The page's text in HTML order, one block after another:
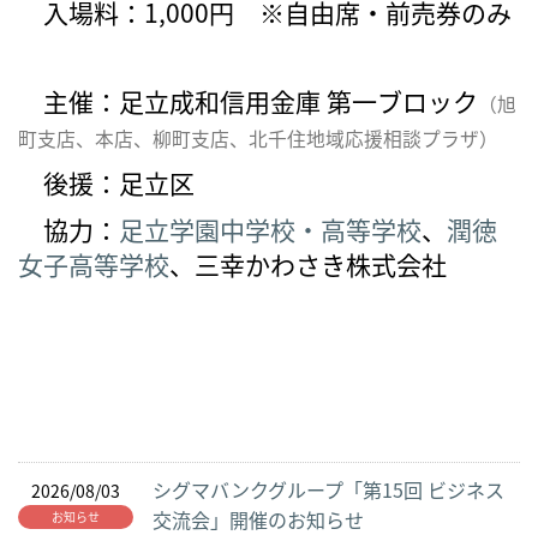
入場料：1,000円 ※自由席・前売券のみ
主催：足立成和信用金庫 第一ブロック （旭
町支店、本店、柳町支店、北千住地域応援相談プラザ）
後援：足立区
協力： 足立学園中学校・高等学校、 潤徳
女子高等学校、三幸かわさき株式会社
2026/08/03
お知らせ
シグマバンクグループ「第15回 ビジネス
交流会」開催のお知らせ